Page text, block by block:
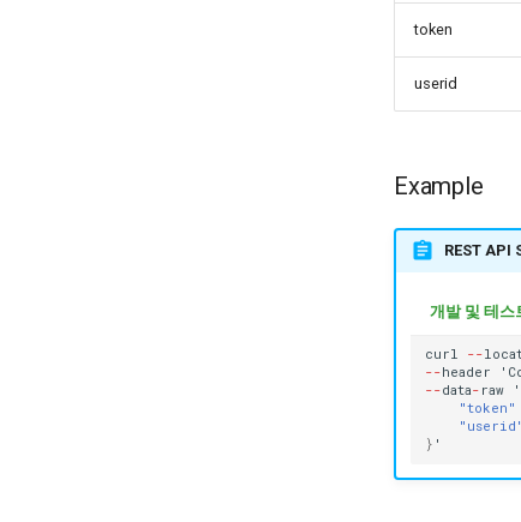
token
userid
Example
REST API
개발 및 테스
curl --loca
--header
--data- raw '
"token"
"userid"
} '